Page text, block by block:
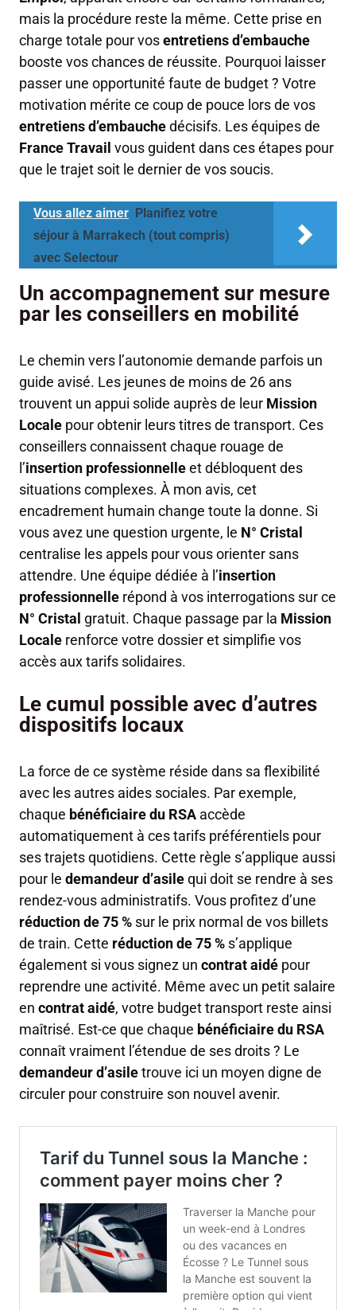
mais la procédure reste la même. Cette prise en
charge totale pour vosentretiens d’embauche
booste vos chances de réussite. Pourquoi laisser
passer une opportunité faute de budget ? Votre
motivation mérite ce coup de pouce lors de vos
entretiens d’embauchedécisifs. Les équipes de
France Travail vous guident dans ces étapes pour
que le trajet soit le dernier de vos soucis.
Vous allez aimer Planifiez votre
séjour à Marrakech (tout compris)
avec Selectour
Un accompagnement sur mesure
par les conseillers en mobilité
Le chemin vers l’autonomie demande parfois un
guide avisé. Les jeunes de moins de 26 ans
trouvent un appui solide auprès de leur Mission
Locale pour obtenir leurs titres de transport. Ces
conseillers connaissent chaque rouage de
l’insertion professionnelleet débloquent des
situations complexes. À mon avis, cet
encadrement humain change toute la donne. Si
vous avez une question urgente, le N° Cristal
centralise les appels pour vous orienter sans
attendre. Une équipe dédiée à l’insertion
professionnelle répond à vos interrogations sur ce
N° Cristal gratuit. Chaque passage par la Mission
Locale renforce votre dossier et simplifie vos
accès aux tarifs solidaires.
Le cumul possible avec d’autres
dispositifs locaux
La force de ce système réside dans sa flexibilité
avec les autres aides sociales. Par exemple,
chaque bénéficiaire du RSA accède
automatiquement à ces tarifs préférentiels pour
ses trajets quotidiens. Cette règle s’applique aussi
pour le demandeur d’asilequi doit se rendre à ses
rendez-vous administratifs. Vous profitez d’une
réduction de 75 % sur le prix normal de vos billets
de train. Cette réduction de 75 % s’applique
également si vous signez un contrat aidé pour
reprendre une activité. Même avec un petit salaire
en contrat aidé, votre budget transport reste ainsi
maîtrisé. Est-ce que chaque bénéficiaire du RSA
connaît vraiment l’étendue de ses droits ? Le
demandeur d’asiletrouve ici un moyen digne de
circuler pour construire son nouvel avenir.